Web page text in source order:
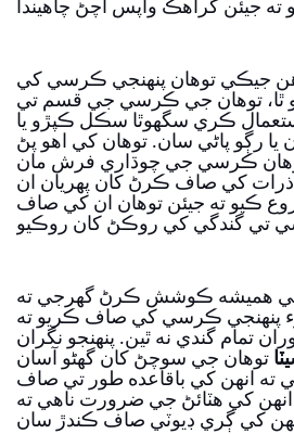
جيڪي توھان پنھنجي ڪرسي کي
توھان جي ڪرسي جي قسم تي
ڪري سگھوٿا سڪل ڪپڙو يا
يا رڳو پاڻي سان. توهان کي اهو پڻ
ڪرسي جي چوڌاري فرش مان
کي صاف ڪرڻ کان پهريان ان
ڪيو ته جيئن توهان ان کي صاف
کي هميشه ڪوشش ڪرڻ گهرجي ته
پنهنجي ڪرسي کي صاف ڪريو ته
تمام گندي نه ٿين. پنھنجو نگران
توھان جي سوچڻ کان گھڻو آسان
ته انهن کي باقاعده طور تي صاف
کي هٽائڻ جي ضرورت ناهي ته